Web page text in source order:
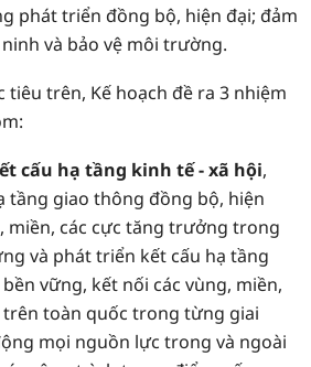
phát triển đồng bộ, hiện đại; đảm
và bảo vệ môi trường.
tiêu trên, Kế hoạch đề ra 3 nhiệm
cấu hạ tầng kinh tế - xã hội,
tầng giao thông đồng bộ, hiện
miền, các cực tăng trưởng trong
và phát triển kết cấu hạ tầng
vững, kết nối các vùng, miền,
toàn quốc trong từng giai
mọi nguồn lực trong và ngoài